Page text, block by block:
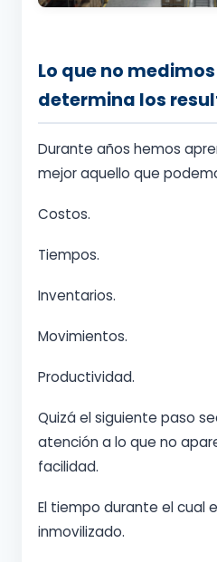
Lo que no
determina los
Durante años hemos
mejor aquello que
Costos.
Tiempos.
Inventarios.
Movimientos.
Productividad.
Quizá el siguiente paso
atención a lo que no
facilidad.
El tiempo durante el cual
inmovilizado.